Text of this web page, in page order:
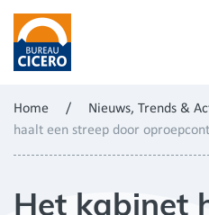
Home / Nieuws, Trends &
haalt een streep door
Het kabinet